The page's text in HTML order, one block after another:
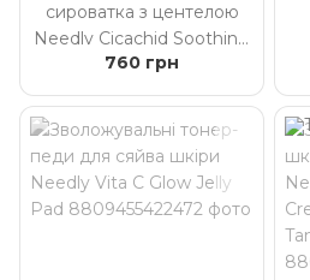
сироватка з центелою
Needly Cicachid Soothing
Ampoule
760 грн